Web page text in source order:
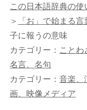
この日本語辞典の
＞「お」で始まる言
子に報うの意味
カテゴリー： こと
名言、名句
カテゴリー： 音楽
画、映像メディア